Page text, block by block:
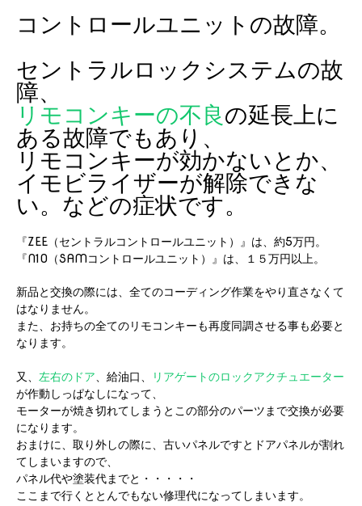
コントロールユニットの故障。
セントラルロックシステムの故
障、
リモコンキーの不良の延長上に
ある故障でもあり、
リモコンキーが効かないとか、
イモビライザーが解除できな
い。などの症状です。
『ZEE（セントラルコントロールユニット）』は、約5万円。
『N10（SAMコントロールユニット）』は、１５万円以上。
新品と交換の際には、全てのコーディング作業をやり直さなくて
はなりません。
また、お持ちの全てのリモコンキーも再度同調させる事も必要と
なります。
又、 左右のドア、給油口、
リアゲートのロックアクチュエーター
が作動しっぱなしになって、
モーターが焼き切れてしまうとこの部分のパーツまで交換が必要
になります。
おまけに、取り外しの際に、古いパネルですとドアパネルが割れ
てしまいますので、
パネル代や塗装代までと・・・・・
ここまで行くととんでもない修理代になってしまいます。